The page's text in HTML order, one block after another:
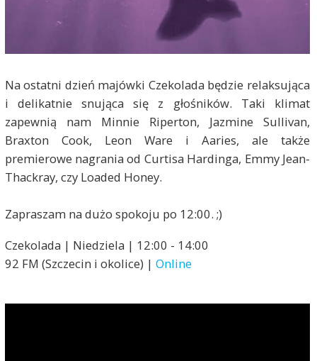
Na ostatni dzień majówki Czekolada będzie relaksująca
i delikatnie snująca się z głośników. Taki klimat
zapewnią nam Minnie Riperton, Jazmine Sullivan,
Braxton Cook, Leon Ware i Aaries, ale także
premierowe nagrania od Curtisa Hardinga, Emmy Jean-
Thackray, czy Loaded Honey.
Zapraszam na dużo spokoju po 12:00. ;)
Czekolada | Niedziela | 12:00 - 14:00
92 FM (Szczecin i okolice) | Online